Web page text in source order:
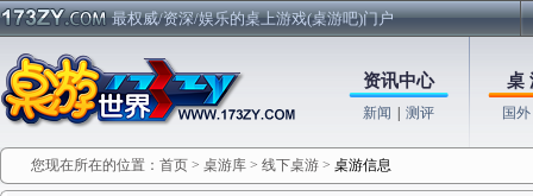
最权威/资深/娱乐的桌上游戏(桌游吧)门户
资讯中心
新闻 测评
桌
国外
您现在所在的位置： 首页 > 桌游库 > 线下桌游 > 桌游信息